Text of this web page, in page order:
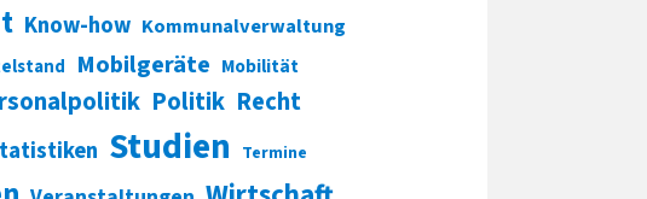
Know-how Kommunalverwaltung
Mobilgeräte Mobilität
Politik Recht
Studien Termine